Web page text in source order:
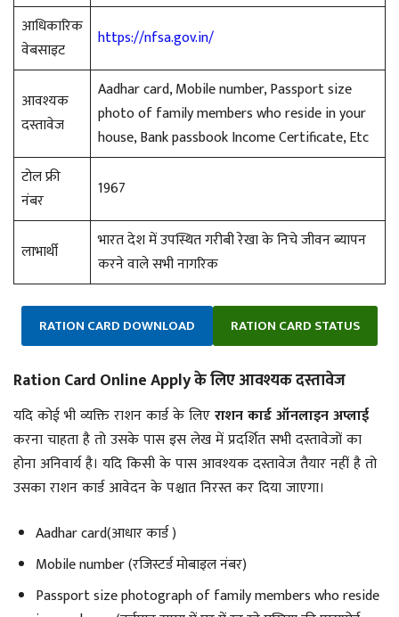
आधिकारिक
वेबसाइट
https://nfsa.gov.in/
आवश्यक
दस्तावेज
Aadhar card, Mobile number, Passport size
photo of family members who reside in your
house, Bank passbook Income Certificate, Etc
टोल फ्री
नंबर
1967
लाभार्थी
भारत देश में उपस्थित गरीबी रेखा के निचे जीवन ब्यापन
करने वाले सभी नागरिक
RATION CARD DOWNLOAD RATION CARD STATUS
Ration Card Online Apply के लिए आवश्यक दस्तावेज
यदि कोई भी व्यक्ति राशन कार्ड के लिएराशन कार्ड ऑनलाइन अप्लाई
करना चाहता है तो उसके पास इस लेख में प्रदर्शित सभी दस्तावेजों का
होना अनिवार्य है। यदि किसी के पास आवश्यक दस्तावेज तैयार नहीं है तो
उसका राशन कार्ड आवेदन के पश्चात निरस्त कर दिया जाएगा।
Aadhar card(आधार कार्ड )
Mobile number (रजिस्टर्ड मोबाइल नंबर)
Passport size photograph of family members who reside